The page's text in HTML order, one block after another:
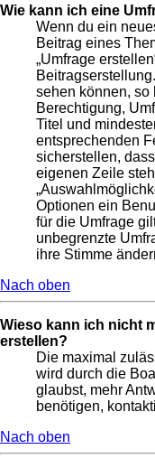
Wie kann ich eine
Wenn du ein
Beitrag eines
„Umfrage
sehen können, so
Berechtigung,
Titel und
entsprechenden
sicherstellen,
eigenen Zeile
Optionen ein
für die Umfrage
unbegrenzte
ihre Stimme
Nach oben
Wieso kann ich nicht
erstellen?
Die maximal
wird durch die
glaubst, mehr
benötigen,
Nach oben